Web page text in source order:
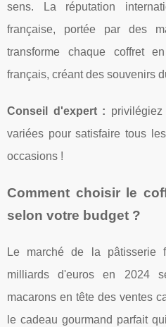
sens. La réputation
française, portée par des
transforme chaque coffret
français, créant des souvenirs
Conseil d'expert :
variées pour satisfaire tous
occasions !
Comment choisir le
selon votre budget ?
Le marché de la pâtisserie
milliards d'euros en 2024
macarons en tête des ventes
le cadeau gourmand parfait